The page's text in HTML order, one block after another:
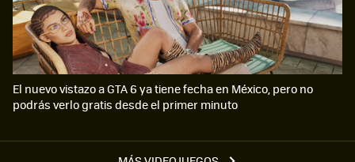
El nuevo vistazo a GTA 6 ya tiene fecha en México, pero no
podrás verlo gratis desde el primer minuto